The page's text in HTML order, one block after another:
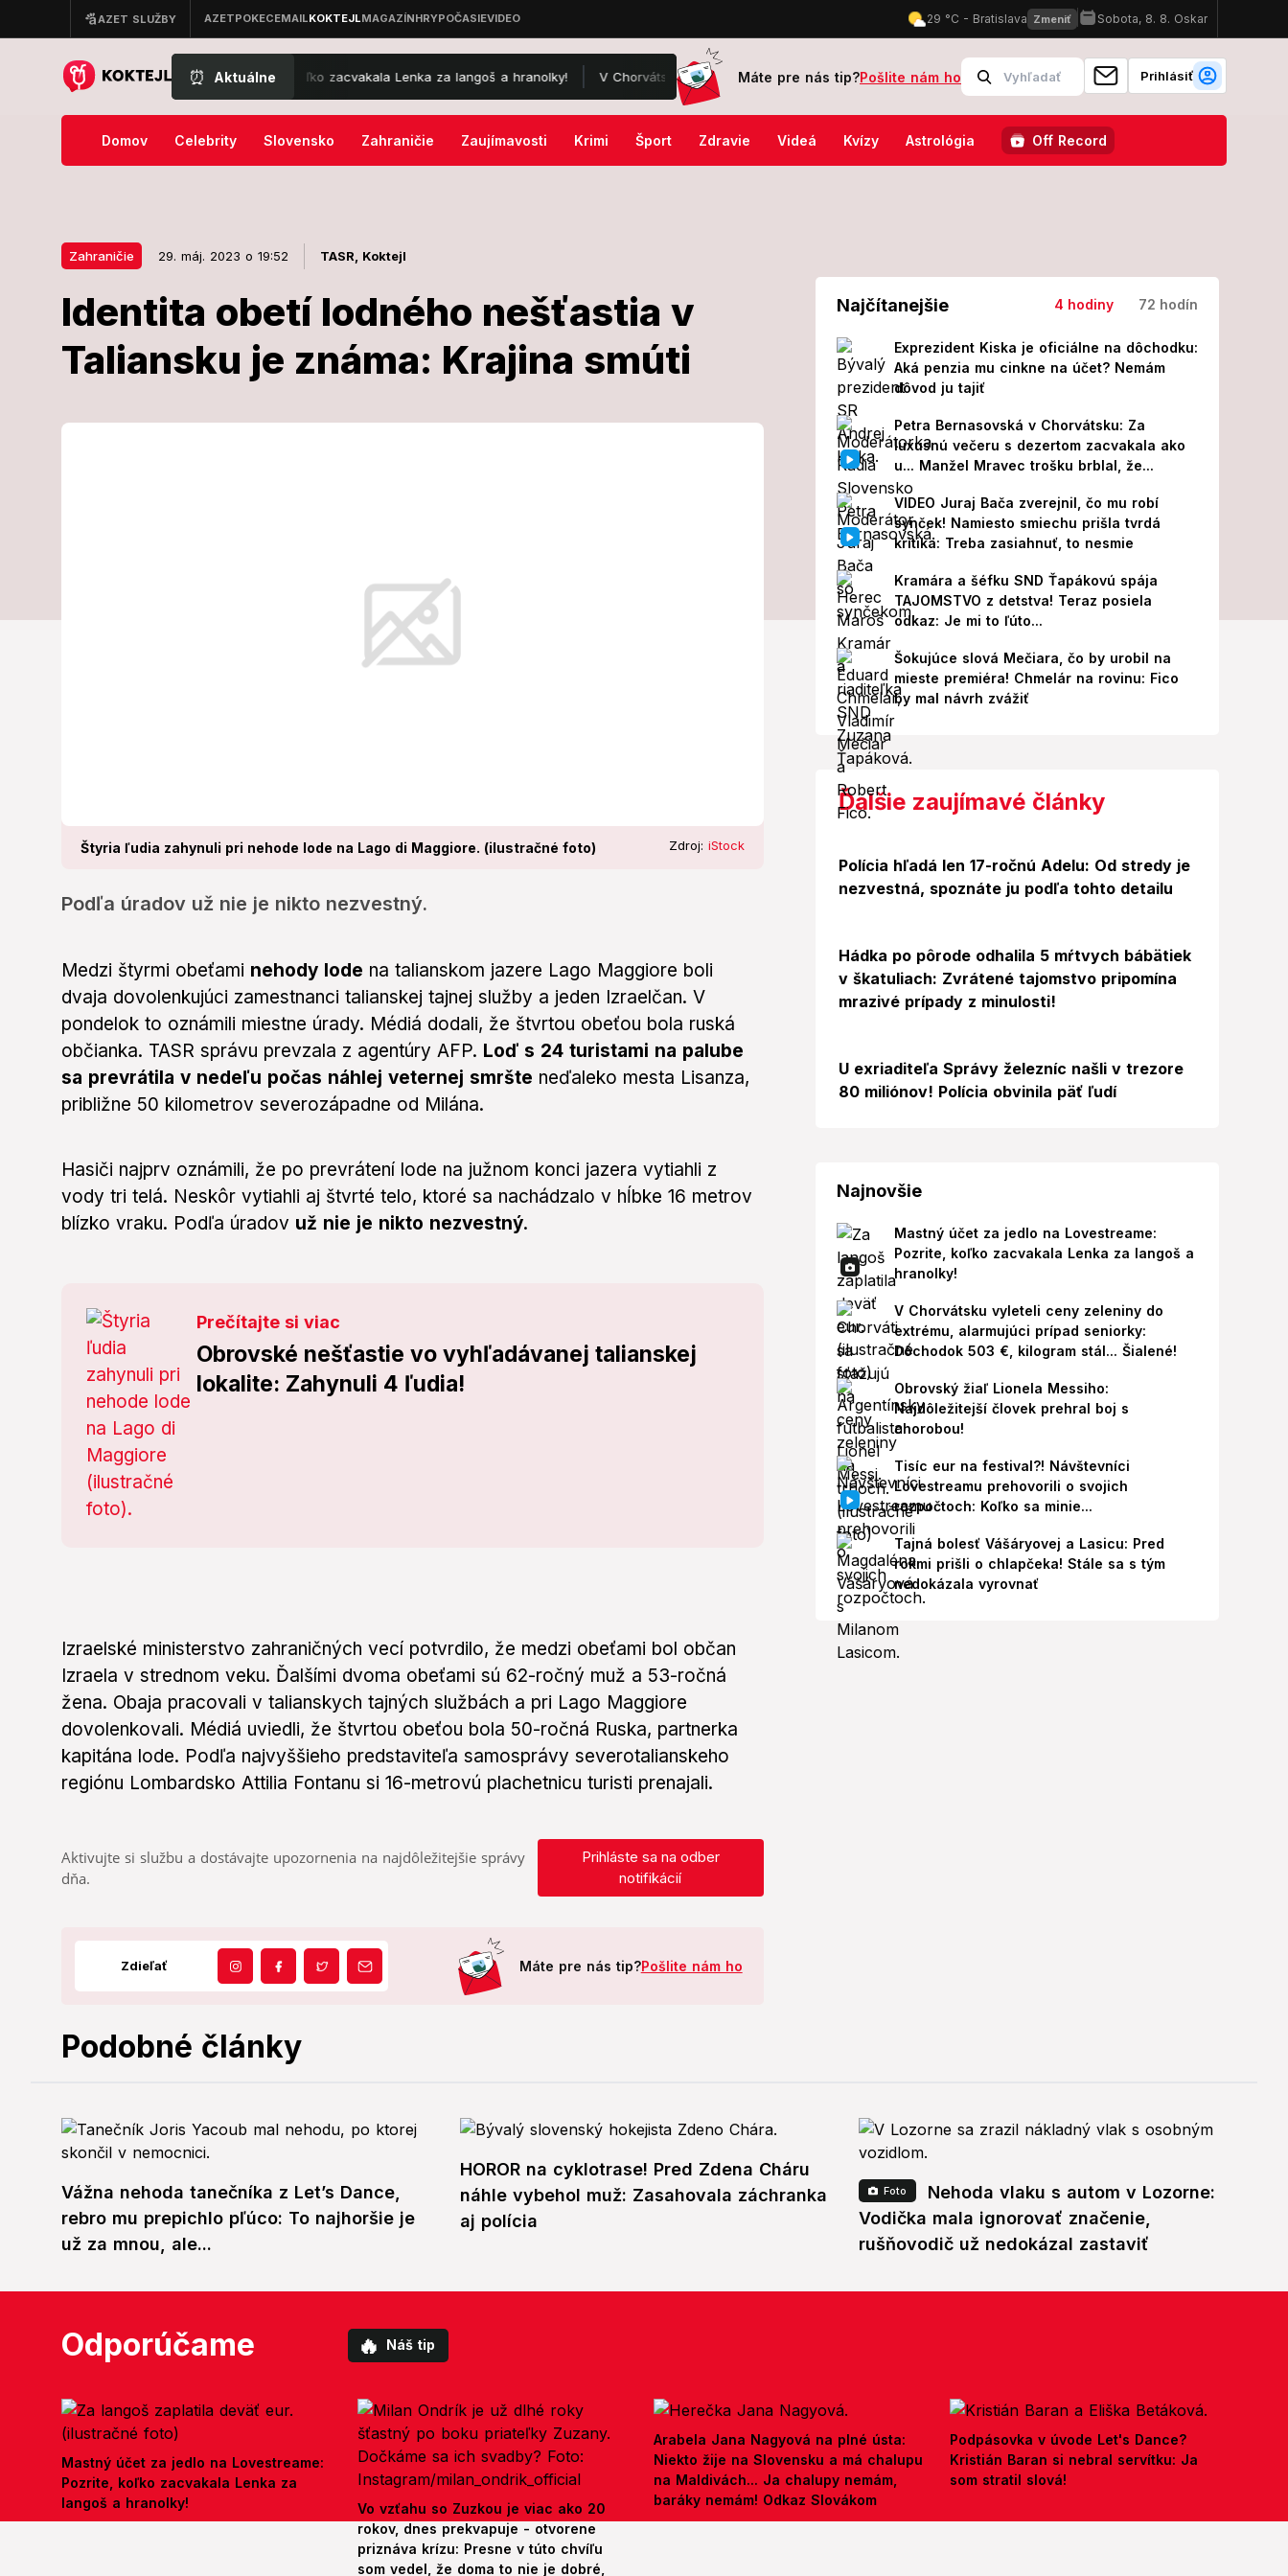
⏰ Aktuálne
za jedlo na Lovestreame: Pozrite, koľko zacvakala Lenka za langoš a hranolky! V Chorvátsku vyleteli ceny zeleniny do extrému, alarmujúci prípad seniorky: Dôchodok 503 €, kilogram stál... Šialené!
Máte pre nás tip?Pošlite nám ho Prihlásiť
Domov Celebrity Slovensko Zahraničie Zaujímavosti Krimi Šport Zdravie Videá Kvízy Astrológia Off Record
Zahraničie 29. máj. 2023 o 19:52 TASR, Koktejl
Identita obetí lodného nešťastia v
Taliansku je známa: Krajina smúti
Štyria ľudia zahynuli pri nehode lode na Lago di Maggiore. (ilustračné foto) Zdroj: iStock
Podľa úradov už nie je nikto nezvestný.
Zahraničie
Identita obetí lodného
Podľa úradov už nie je nikto nezvestný.
Medzi štyrmi obeťami nehody lode na talianskom jazere Lago Maggiore boli
dvaja dovolenkujúci zamestnanci talianskej tajnej služby a jeden Izraelčan. V
pondelok to oznámili miestne úrady. Médiá dodali, že štvrtou obeťou bola ruská
občianka. TASR správu prevzala z agentúry AFP. Loď s 24 turistami na palube
sa prevrátila v nedeľu počas náhlej veternej smršte neďaleko mesta Lisanza,
približne 50 kilometrov severozápadne od Milána.
Hasiči najprv oznámili, že po prevrátení lode na južnom konci jazera vytiahli z
vody tri telá. Neskôr vytiahli aj štvrté telo, ktoré sa nachádzalo v hĺbke 16 metrov
blízko vraku. Podľa úradov už nie je nikto nezvestný.
Prečítajte si viac
Obrovské nešťastie vo vyhľadávanej talianskej
lokalite: Zahynuli 4 ľudia!
Izraelské ministerstvo zahraničných vecí potvrdilo, že medzi obeťami bol občan
Izraela v strednom veku. Ďalšími dvoma obeťami sú 62-ročný muž a 53-ročná
žena. Obaja pracovali v talianskych tajných službách a pri Lago Maggiore
dovolenkovali. Médiá uviedli, že štvrtou obeťou bola 50-ročná Ruska, partnerka
kapitána lode. Podľa najvyššieho predstaviteľa samosprávy severotalianskeho
regiónu Lombardsko Attilia Fontanu si 16-metrovú plachetnicu turisti prenajali.
Aktivujte si službu a dostávajte upozornenia na najdôležitejšie správy
dňa.
Prihláste sa na odber
notifikácií
Zdieľať Máte pre nás tip?Pošlite nám ho
Najčítanejšie 4 hodiny 72 hodín
Exprezident Kiska je oficiálne na dôchodku:
Aká penzia mu cinkne na účet? Nemám
dôvod ju tajiť
Petra Bernasovská v Chorvátsku: Za
luxusnú večeru s dezertom zacvakala ako
u... Manžel Mravec trošku brblal, že...
VIDEO Juraj Bača zverejnil, čo mu robí
synček! Namiesto smiechu prišla tvrdá
kritika: Treba zasiahnuť, to nesmie
Kramára a šéfku SND Ťapákovú spája
TAJOMSTVO z detstva! Teraz posiela
odkaz: Je mi to ľúto...
Šokujúce slová Mečiara, čo by urobil na
mieste premiéra! Chmelár na rovinu: Fico
by mal návrh zvážiť
Ďalšie zaujímavé články
Polícia hľadá len 17-ročnú Adelu: Od stredy je
nezvestná, spoznáte ju podľa tohto detailu
Hádka po pôrode odhalila 5 mŕtvych bábätiek
v škatuliach: Zvrátené tajomstvo pripomína
mrazivé prípady z minulosti!
U exriaditeľa Správy železníc našli v trezore
80 miliónov! Polícia obvinila päť ľudí
Najnovšie
Mastný účet za jedlo na Lovestreame:
Pozrite, koľko zacvakala Lenka za langoš a
hranolky!
V Chorvátsku vyleteli ceny zeleniny do
extrému, alarmujúci prípad seniorky:
Dôchodok 503 €, kilogram stál... Šialené!
Obrovský žiaľ Lionela Messiho:
Najdôležitejší človek prehral boj s
chorobou!
Tisíc eur na festival?! Návštevníci
Lovestreamu prehovorili o svojich
rozpočtoch: Koľko sa minie...
Tajná bolesť Vášáryovej a Lasicu: Pred
rokmi prišli o chlapčeka! Stále sa s tým
nedokázala vyrovnať
Podobné články
Vážna nehoda tanečníka z Let’s Dance,
rebro mu prepichlo pľúco: To najhoršie je
už za mnou, ale...
HOROR na cyklotrase! Pred Zdena Cháru
náhle vybehol muž: Zasahovala záchranka
aj polícia
Foto
Nehoda vlaku s autom v Lozorne:
Vodička mala ignorovať značenie,
rušňovodič už nedokázal zastaviť
Odporúčame 🔥 Náš tip
Mastný účet za jedlo na Lovestreame:
Pozrite, koľko zacvakala Lenka za
langoš a hranolky!
Vo vzťahu so Zuzkou je viac ako 20
rokov, dnes prekvapuje - otvorene
priznáva krízu: Presne v túto chvíľu
som vedel, že doma to nie je dobré,
Arabela Jana Nagyová na plné ústa:
Niekto žije na Slovensku a má chalupu
na Maldivách... Ja chalupy nemám,
baráky nemám! Odkaz Slovákom
Podpásovka v úvode Let's Dance?
Kristián Baran si nebral servítku: Ja
som stratil slová!